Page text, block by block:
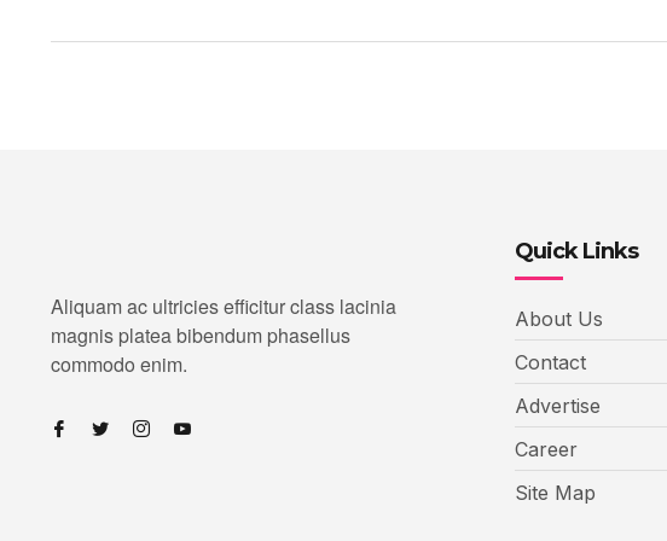
Aliquam ac ultricies efficitur class lacinia
magnis platea bibendum phasellus
commodo enim.
Quick Links
About Us
Contact
Advertise
Career
Site Map